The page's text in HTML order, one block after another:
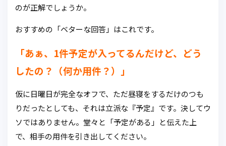
のが正解でしょうか。
おすすめの「ベターな回答」はこれです。
「あぁ、1件予定が入ってるんだけど、どう
したの？（何か用件？）」
仮に日曜日が完全なオフで、ただ昼寝をするだけのつも
りだったとしても、それは立派な『予定』です。決してウ
ソではありません。堂々と「予定がある」と伝えた上
で、相手の用件を引き出してください。